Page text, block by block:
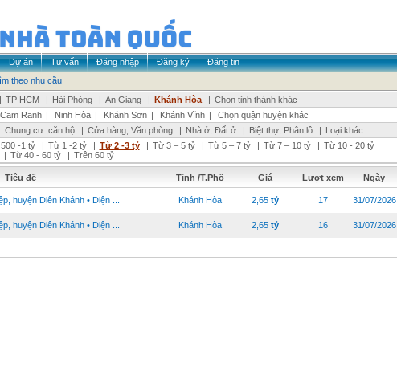
Dự án Tư vấn Đăng nhập Đăng ký
Đăng tin
theo nhu cầu
| TP HCM | Hải Phòng | An Giang | Khánh Hòa | Chọn tỉnh thành khác
Ranh | Ninh Hòa | Khánh Sơn | Khánh Vĩnh |
Chọn quận huyện khác
Chung cư ,căn hộ | Cửa hàng, Văn phòng | Nhà ở, Đất ở | Biệt thự, Phân lô | Loại khác
-1 tỷ | Từ 1 -2 tỷ | Từ 2 -3 tỷ | Từ 3 – 5 tỷ | Từ 5 – 7 tỷ | Từ 7 – 10 tỷ | Từ 10 - 20 tỷ
| Từ 40 - 60 tỷ | Trên 60 tỷ
Tiêu đề Tỉnh /T.Phố Giá Lượt xem Ngày
huyện Diên Khánh • Diện ... Khánh Hòa 2,65 tỷ 17 31/07/2026
huyện Diên Khánh • Diện ... Khánh Hòa 2,65 tỷ 16 31/07/2026